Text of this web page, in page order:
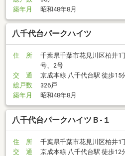
築年月
昭和48年8月
八千代台パークハイツ
住 所
千葉県千葉市花見川区柏井1
号、2号
交 通
京成本線 八千代台駅 徒歩15
総戸数
326戸
築年月
昭和48年8月
八千代台パークハイツＢ-１
住 所
千葉県千葉市花見川区柏井1
交 通
京成本線 八千代台駅 徒歩12